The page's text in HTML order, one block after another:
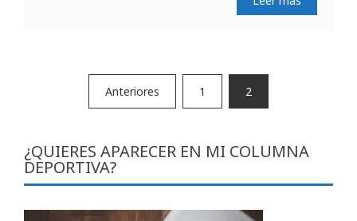
Paginación
entradas
Anteriores 1 2
¿QUIERES APARECER EN MI COLUMNA
DEPORTIVA?